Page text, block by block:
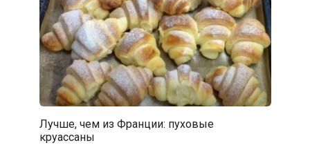
Лучше, чем из Франции: пуховые
круассаны